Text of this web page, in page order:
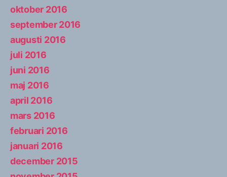
oktober 2016
september 2016
augusti 2016
juli 2016
juni 2016
maj 2016
april 2016
mars 2016
februari 2016
januari 2016
december 2015